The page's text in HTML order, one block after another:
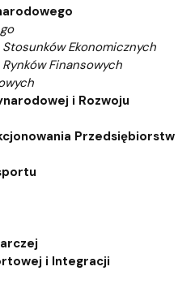
Ekonomicznych
Finansowych
i Rozwoju
Przedsiębiorstw
i Integracji